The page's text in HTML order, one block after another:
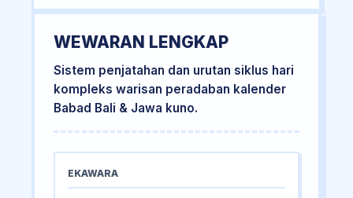
WEWARAN LENGKAP
Sistem penjatahan dan urutan siklus hari
kompleks warisan peradaban kalender
Babad Bali & Jawa kuno.
EKAWARA